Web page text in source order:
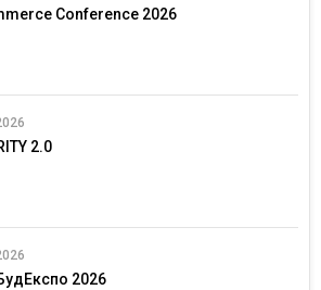
Conference 2026
2.0
2026